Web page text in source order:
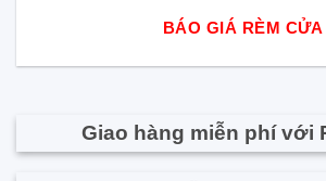
BÁO GIÁ RÈM CỬA
Giao hàng miễn phí với